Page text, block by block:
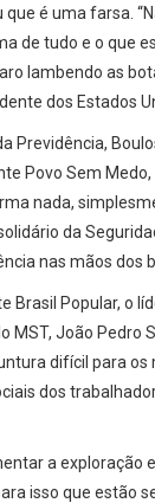
é uma farsa.
de tudo e o que
lambendo as
dos Estados
Previdência,
Povo Sem
nada,
da
nas mãos dos
Brasil Popular, o
MST, João Pedro
difícil para os
dos
a exploração
isso que estão